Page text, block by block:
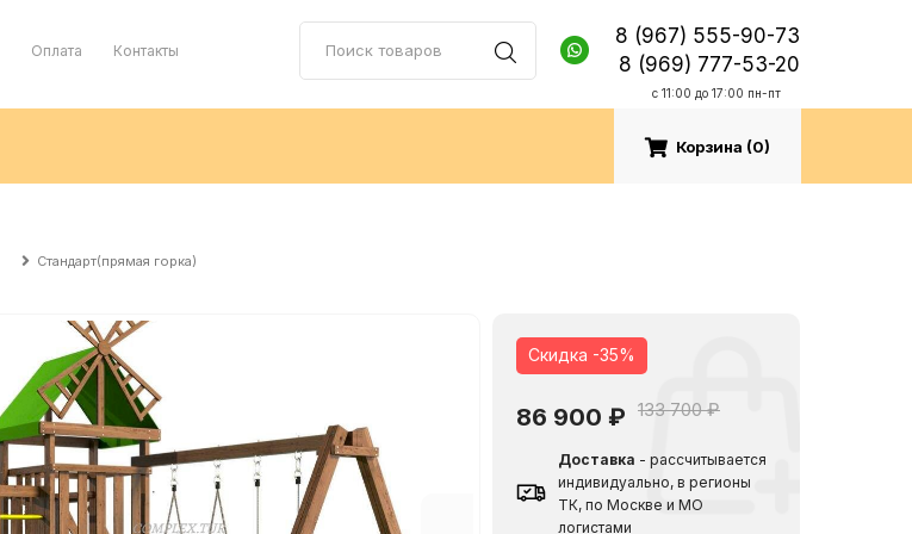
Оплата Контакты
8 (967) 555-90-73
8 (969) 777-53-20
c 11:00 до 17:00 пн-пт
Корзина (0)
Стандарт(прямая горка)
Скидка -35%
86 900 ₽ 133 700 ₽
Доставка - рассчитывается
индивидуально, в регионы
ТК, по Москве и МО
логистами